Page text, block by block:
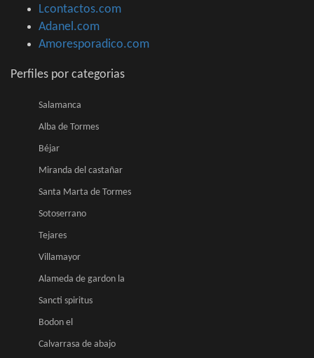
Lcontactos.com
Adanel.com
Amoresporadico.com
Perfiles por categorias
Salamanca
Alba de Tormes
Béjar
Miranda del castañar
Santa Marta de Tormes
Sotoserrano
Tejares
Villamayor
Alameda de gardon la
Sancti spiritus
Bodon el
Calvarrasa de abajo